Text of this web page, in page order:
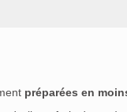
préparées en